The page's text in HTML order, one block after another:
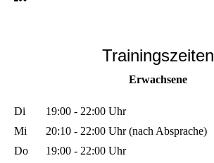
Trainingszeiten
Erwachsene
Di
19:00 - 22:00 Uhr
Mi
20:10 - 22:00 Uhr (nach Absprache)
Do
19:00 - 22:00 Uhr